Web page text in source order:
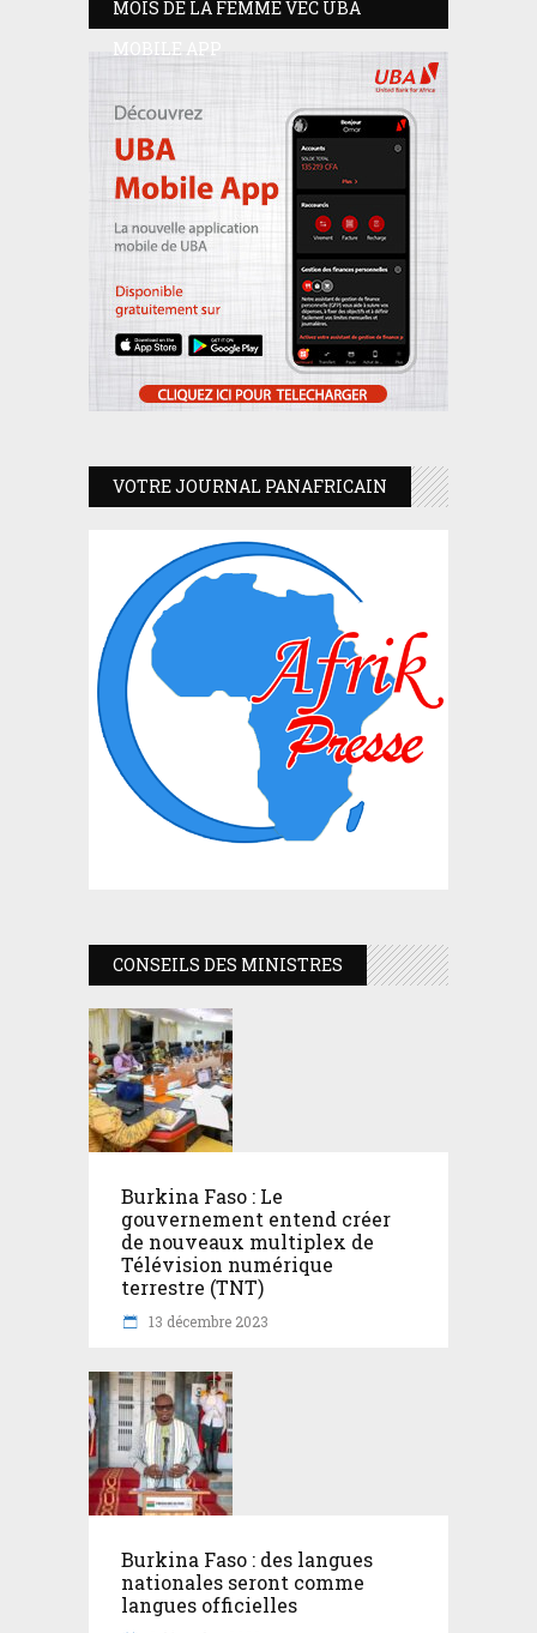
MOIS DE LA FEMME VEC UBA
MOBILE APP
VOTRE JOURNAL PANAFRICAIN
CONSEILS DES MINISTRES
Burkina Faso : Le
gouvernement entend créer
de nouveaux multiplex de
Télévision numérique
terrestre (TNT)
13 décembre 2023
Burkina Faso : des langues
nationales seront comme
langues officielles